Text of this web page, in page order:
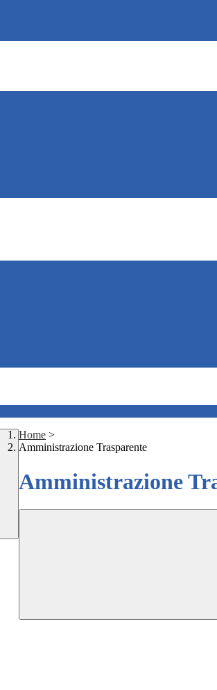
Home >
Amministrazione Trasparente
Amministrazione